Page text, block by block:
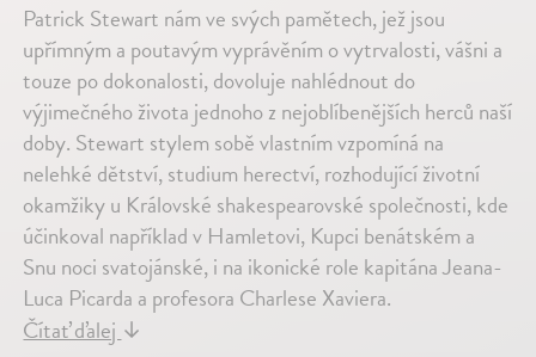
Patrick Stewart nám ve svých pamětech, jež jsou
upřímným a poutavým vyprávěním o vytrvalosti, vášni a
touze po dokonalosti, dovoluje nahlédnout do
výjimečného života jednoho z nejoblíbenějších herců naší
doby. Stewart stylem sobě vlastním vzpomíná na
nelehké dětství, studium herectví, rozhodující životní
okamžiky u Královské shakespearovské společnosti, kde
účinkoval například v Hamletovi, Kupci benátském a
Snu noci svatojánské, i na ikonické role kapitána Jeana-
Luca Picarda a profesora Charlese Xaviera.
Čítať ďalej↓